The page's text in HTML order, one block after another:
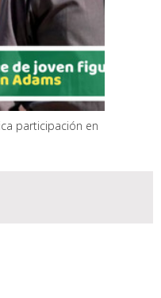
participación en